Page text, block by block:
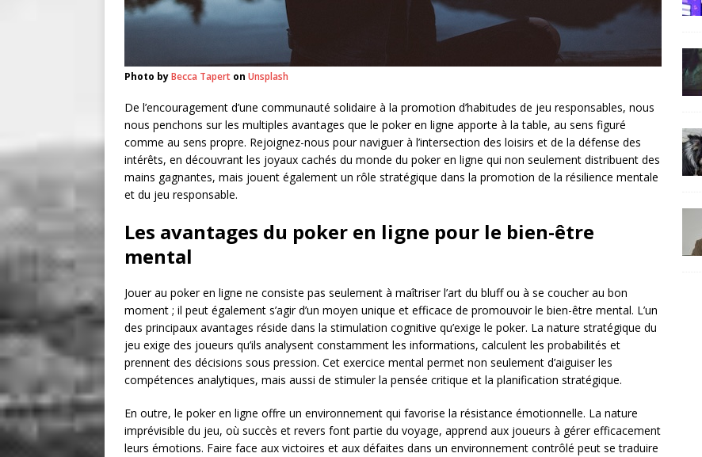
Photo byBecca Tapert on Unsplash
De l’encouragement d’une communauté solidaire à la promotion d’habitudes de jeu responsables, nous
nous penchons sur les multiples avantages que le poker en ligne apporte à la table, au sens figuré
comme au sens propre. Rejoignez-nous pour naviguer à l’intersection des loisirs et de la défense des
intérêts, en découvrant les joyaux cachés du monde du poker en ligne qui non seulement distribuent des
mains gagnantes, mais jouent également un rôle stratégique dans la promotion de la résilience mentale
et du jeu responsable.
Les avantages du poker en ligne pour le bien-être
mental
Jouer au poker en ligne ne consiste pas seulement à maîtriser l’art du bluff ou à se coucher au bon
moment ; il peut également s’agir d’un moyen unique et efficace de promouvoir le bien-être mental. L’un
des principaux avantages réside dans la stimulation cognitive qu’exige le poker. La nature stratégique du
jeu exige des joueurs qu’ils analysent constamment les informations, calculent les probabilités et
prennent des décisions sous pression. Cet exercice mental permet non seulement d’aiguiser les
compétences analytiques, mais aussi de stimuler la pensée critique et la planification stratégique.
En outre, le poker en ligne offre un environnement qui favorise la résistance émotionnelle. La nature
imprévisible du jeu, où succès et revers font partie du voyage, apprend aux joueurs à gérer efficacement
leurs émotions. Faire face aux victoires et aux défaites dans un environnement contrôlé peut se traduire